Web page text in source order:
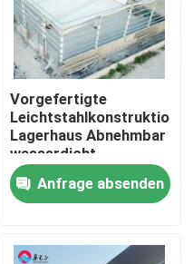
Vorgefertigte
Leichtstahlkonstruktion
Lagerhaus Abnehmbar
wasserdicht
Anfrage absenden